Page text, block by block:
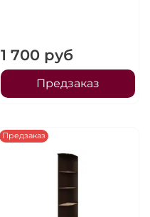
1 700 руб
Предзаказ
Предзаказ